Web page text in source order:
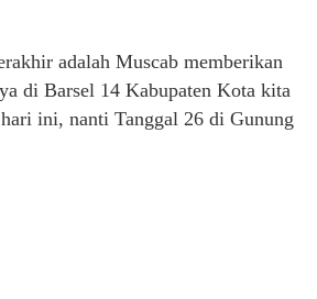
adalah Muscab memberikan
di Barsel 14 Kabupaten Kota kita
ini, nanti Tanggal 26 di Gunung